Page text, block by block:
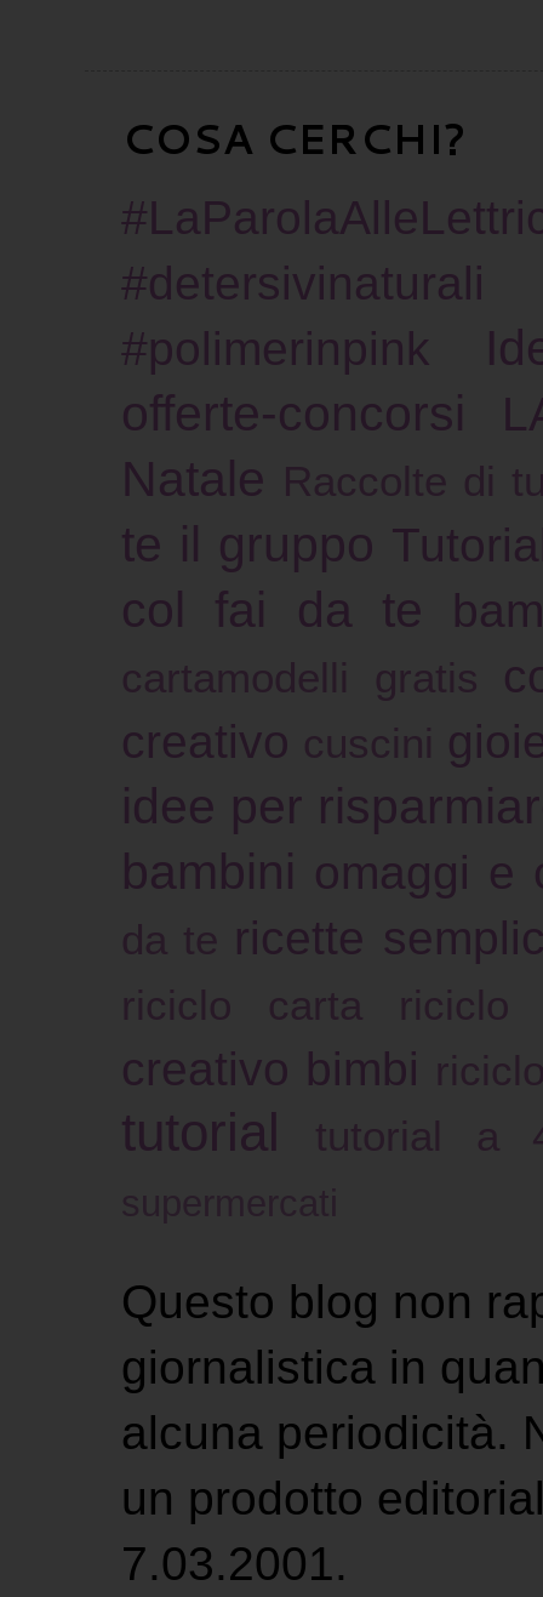
COSA CERCHI?
#detersivinaturali
#polimerinpink
offerte-concorsi
Natale Raccolte di
te il gruppo
col fai da te
cartamodelli gratis
creativo cuscini
idee per
bambini omaggi e
da te ricette
riciclo carta riciclo
creativo bimbi
tutorial tutorial a
Questo blog non
giornalistica in
alcuna periodicità.
un prodotto
7.03.2001.